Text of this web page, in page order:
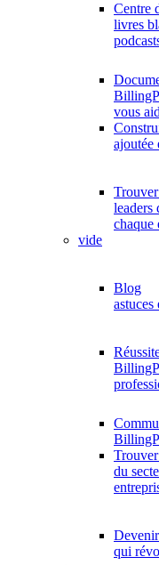
Centre
livres
vous
ajoutée
leaders
chaque
vide
Blog
astuces
du
qui